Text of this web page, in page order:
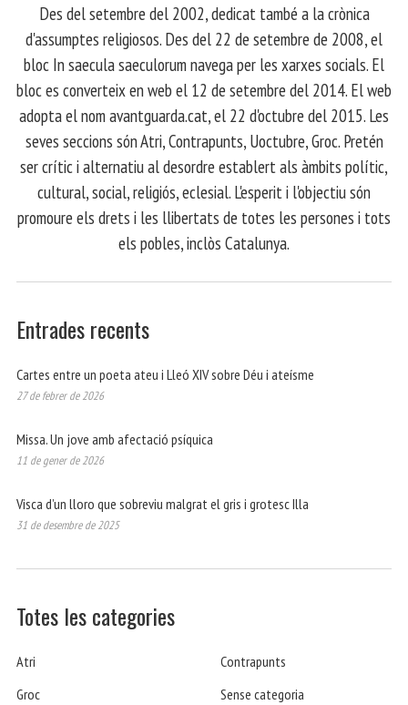
​ Des del setembre del 2002, dedicat també a la crònica
d'assumptes religiosos. Des del 22 de setembre de 2008, el
bloc In saecula saeculorum navega per les xarxes socials. El
bloc es converteix en web el 12 de setembre del 2014. El web
adopta el nom avantguarda.cat, el 22 d'octubre del 2015. Les
seves seccions són Atri, Contrapunts, Uoctubre, Groc. Pretén
ser crític i alternatiu al desordre establert als àmbits polític,
cultural, social, religiós, eclesial. L'esperit i l'objectiu són
promoure els drets i les llibertats de totes les persones i tots
els pobles, inclòs Catalunya.
Entrades recents
Cartes entre un poeta ateu i Lleó XIV sobre Déu i ateísme
27 de febrer de 2026
Missa. Un jove amb afectació psíquica
11 de gener de 2026
Visca d’un lloro que sobreviu malgrat el gris i grotesc Illa
31 de desembre de 2025
Totes les categories
Atri
Contrapunts
Groc
Sense categoria